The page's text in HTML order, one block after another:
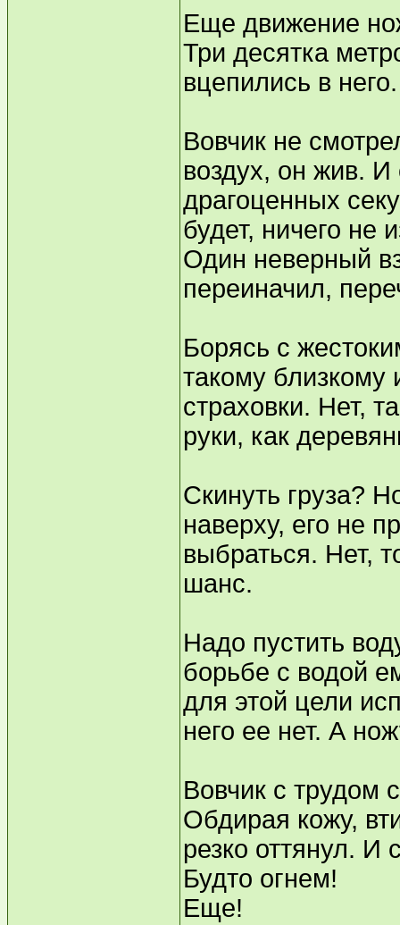
Еще движение
Три десятка
вцепились в
Вовчик не
воздух, он жив. И
драгоценных
будет, ничего не
Один неверный
переиначил,
Борясь с
такому близкому
страховки. Нет,
руки, как
Скинуть груза?
наверху, его не
выбраться. Нет,
шанс.
Надо пустить
борьбе с водой
для этой цели
него ее нет. А
Вовчик с трудом
Обдирая кожу,
резко оттянул. И
Будто огнем!
Еще!